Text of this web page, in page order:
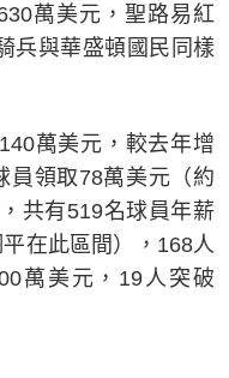
萬美元，聖路易紅
兵與華盛頓國民同樣
萬美元，較去年增
員領取78萬美元（約
共有519名球員年薪
在此區間），168人
萬美元，19人突破